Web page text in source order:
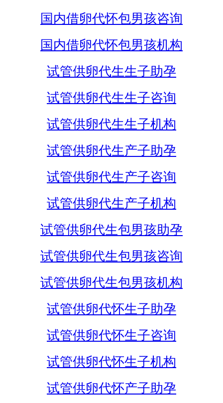
国内借卵代怀包男孩咨询
国内借卵代怀包男孩机构
试管供卵代生生子助孕
试管供卵代生生子咨询
试管供卵代生生子机构
试管供卵代生产子助孕
试管供卵代生产子咨询
试管供卵代生产子机构
试管供卵代生包男孩助孕
试管供卵代生包男孩咨询
试管供卵代生包男孩机构
试管供卵代怀生子助孕
试管供卵代怀生子咨询
试管供卵代怀生子机构
试管供卵代怀产子助孕